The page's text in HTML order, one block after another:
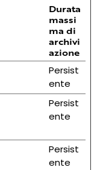
Durata
massi
ma di
archivi
azione
Persist
ente
Persist
ente
Persist
ente